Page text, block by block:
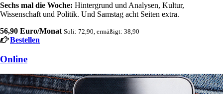
Sechs mal die Woche: Hintergrund und Analysen, Kultur,
Wissenschaft und Politik. Und Samstag acht Seiten extra.
56,90 Euro/Monat Soli: 72,90, ermäßigt: 38,90
Bestellen
Online